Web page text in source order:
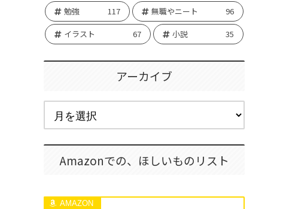
勉強
117 無職やニート
96
イラスト
67 小説 35
アーカイブ
Amazonでの、ほしいものリスト